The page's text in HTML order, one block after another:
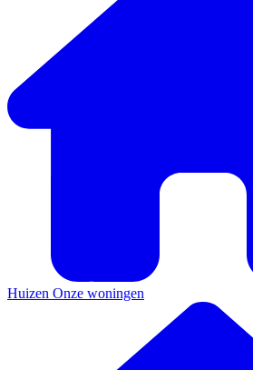
Huizen Onze woningen